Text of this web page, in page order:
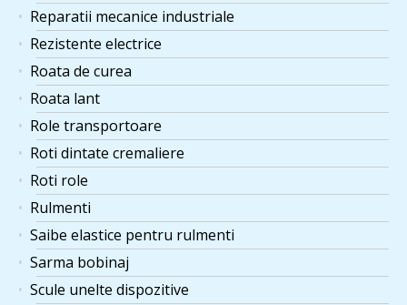
Reparatii mecanice industriale
Rezistente electrice
Roata de curea
Roata lant
Role transportoare
Roti dintate cremaliere
Roti role
Rulmenti
Saibe elastice pentru rulmenti
Sarma bobinaj
Scule unelte dispozitive